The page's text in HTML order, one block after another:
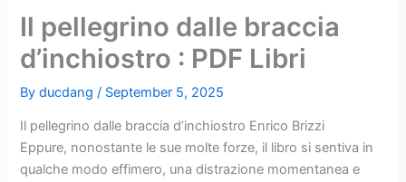
Il pellegrino dalle braccia
d’inchiostro : PDF Libri
Byducdang / September 5, 2025
Il pellegrino dalle braccia d’inchiostro Enrico Brizzi
Eppure, nonostante le sue molte forze, il libro si sentiva in
qualche modo effimero, una distrazione momentanea e